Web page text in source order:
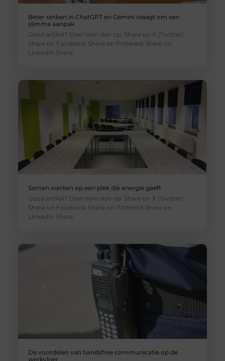
Beter ranken in ChatGPT en Gemini vraagt om een
slimme aanpak
Goed artikel? Deel hem dan op: Share on X (Twitter)
Share on Facebook Share on Pinterest Share on
LinkedIn Share
Samen werken op een plek die energie geeft
Goed artikel? Deel hem dan op: Share on X (Twitter)
Share on Facebook Share on Pinterest Share on
LinkedIn Share
De voordelen van handsfree communicatie op de
werkvloer